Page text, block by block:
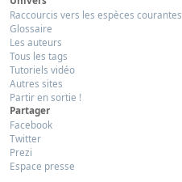
Raccourcis vers les espèces courantes
Glossaire
Les auteurs
Tous les tags
Tutoriels vidéo
Autres sites
Partir en sortie !
Partager
Facebook
Twitter
Prezi
Espace presse